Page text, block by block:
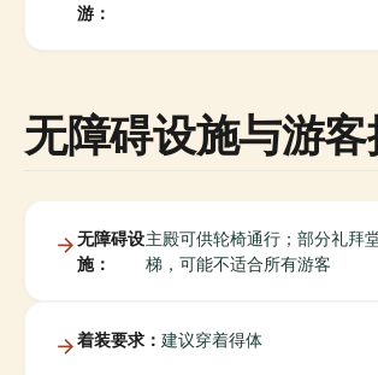
游：
无障碍设施与游
无障碍设
施：
主殿可供轮椅通行；部分礼拜
梯，可能不适合所有游客
着装要求： 建议穿着得体